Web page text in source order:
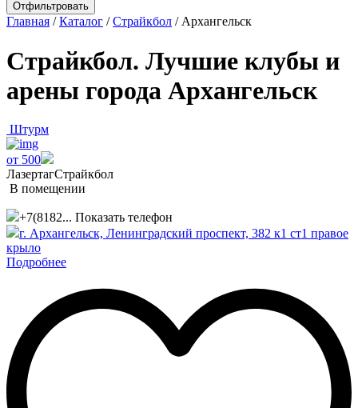
Главная /Каталог /Страйкбол / Архангельск
Страйкбол. Лучшие клубы и
арены города Архангельск
Штурм
от 500
ЛазертагСтрайкбол
В помещении
+7(8182... Показать телефон
г. Архангельск, ​Ленинградский проспект, 382 к1 ст1​ правое
крыло
Подробнее